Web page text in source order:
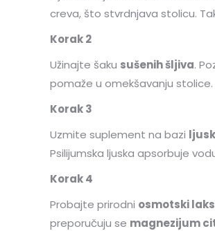
creva, što stvrdnjava stolicu.
Korak 2
Užinajte šaku sušenih šljiva.
pomaže u omekšavanju stolice.
Korak 3
Uzmite suplement na bazi
Psilijumska ljuska apsorbuje
Korak 4
Probajte prirodni osmotski
preporučuju se magnezijum